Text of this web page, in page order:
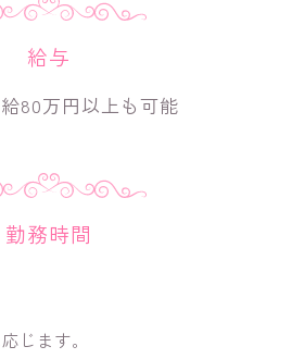
給与
80万円以上も可能
勤務時間
じます。